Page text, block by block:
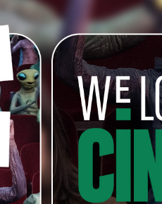
dramatique ou en
04 01 87
+ stage novembre